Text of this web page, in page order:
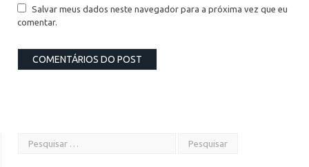
Salvar meus dados neste navegador para a próxima vez que eu
comentar.